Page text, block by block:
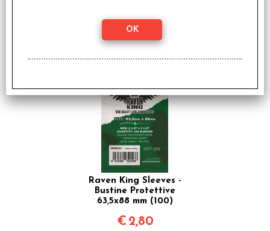
Duel for Middle-Earth
Espansione Alleati
€7,99
Raven King Sleeves -
Bustine Protettive
63,5x88 mm (100)
€ 2,80